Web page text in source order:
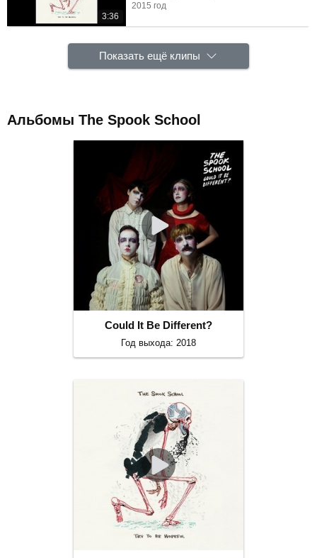
3:36
2015 год
Показать ещё клипы
Альбомы The Spook School
Could It Be Different?
Год выхода: 2018